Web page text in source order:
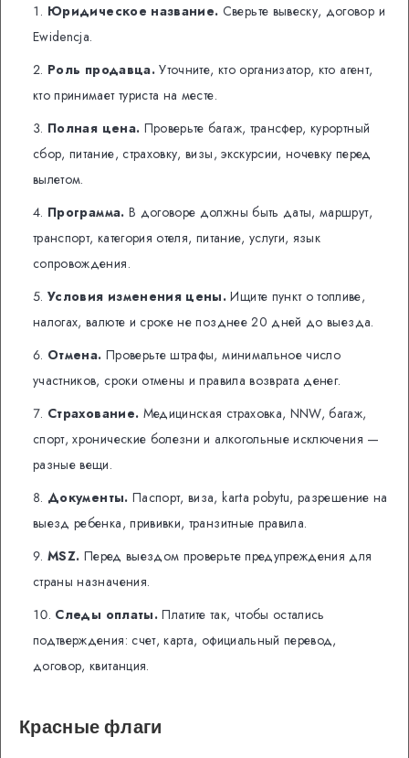
Юридическое название. Сверьте вывеску, договор и
Ewidencja.
Роль продавца.Уточните, кто организатор, кто агент,
кто принимает туриста на месте.
Полная цена. Проверьте багаж, трансфер, курортный
сбор, питание, страховку, визы, экскурсии, ночевку перед
вылетом.
Программа. В договоре должны быть даты, маршрут,
транспорт, категория отеля, питание, услуги, язык
сопровождения.
Условия изменения цены. Ищите пункт о топливе,
налогах, валюте и сроке не позднее 20 дней до выезда.
Отмена. Проверьте штрафы, минимальное число
участников, сроки отмены и правила возврата денег.
Страхование. Медицинская страховка, NNW, багаж,
спорт, хронические болезни и алкогольные исключения —
разные вещи.
Документы. Паспорт, виза, karta pobytu, разрешение на
выезд ребенка, прививки, транзитные правила.
MSZ. Перед выездом проверьте предупреждения для
страны назначения.
Следы оплаты.Платите так, чтобы остались
подтверждения: счет, карта, официальный перевод,
договор, квитанция.
Красные флаги